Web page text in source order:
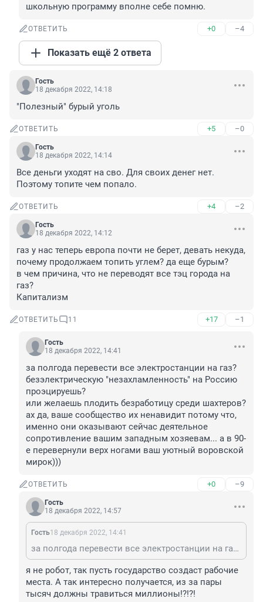
школьную программу вполне себе помню.
ОТВЕТИТЬ +0 –4
Показать ещё 2 ответа
Гость
18 декабря 2022, 14:18
"Полезный" бурый уголь
ОТВЕТИТЬ +5 –0
Гость
18 декабря 2022, 14:14
Все деньги уходят на сво. Для своих денег нет.
Поэтому топите чем попало.
ОТВЕТИТЬ +4 –2
Гость
18 декабря 2022, 14:12
газ у нас теперь европа почти не берет, девать некуда,
почему продолжаем топить углем? да еще бурым?
в чем причина, что не переводят все тэц города на
газ?
Капитализм
ОТВЕТИТЬ 11 +17 –1
Гость
18 декабря 2022, 14:41
за полгода перевести все электростанции на газ?
безэлектрическую "незахламленность" на Россию
проэцируешь?
или желаешь плодить безработицу среди шахтеров?
ах да, ваше сообщество их ненавидит потому что,
именно они оказывают сейчас деятельное
сопротивление вашим западным хозяевам... а в 90-
е перевернули верх ногами ваш уютный воровской
мирок)))
ОТВЕТИТЬ +0 –9
Гость
18 декабря 2022, 14:57
Гость18 декабря 2022, 14:41
за полгода перевести все электростанции на газ? безэлектрическую "незахламленность" на Россию проэцируешь? или желаешь плодить безработицу среди шахтеров? ах да, ваше сообщество их ненавидит потому что, именно они оказывают сейчас деятельное сопротивление вашим западным хозяевам... а в 90-е перевернули верх ногами ваш уютный воровской мирок)))
я не робот, так пусть государство создаст рабочие
места. А так интересно получается, из за пары
тысяч должны травиться миллионы!?!?!